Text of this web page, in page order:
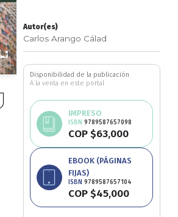
Autor(es)
Carlos Arango Cálad
Disponibilidad de la publicación
A la venta en este portal
IMPRESO
ISBN9789587657098
COP $63,000
Avísame
disponibilidad
EBOOK (PÁGINAS
FIJAS)
ISBN9789587657104
COP $45,000